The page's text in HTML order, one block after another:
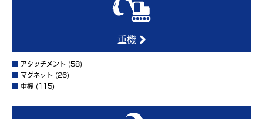
重機
アタッチメント (58)
マグネット (26)
重機 (115)